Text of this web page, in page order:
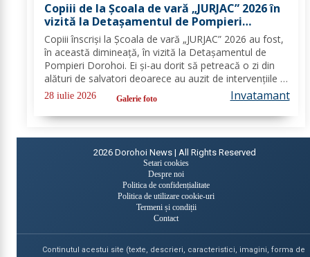
Copiii de la Școala de vară „JURJAC” 2026 în
vizită la Detașamentul de Pompieri
Dorohoi - FOTO
Copiii înscriși la Școala de vară „JURJAC” 2026 au fost,
în această dimineață, în vizită la Detașamentul de
Pompieri Dorohoi. Ei și-au dorit să petreacă o zi din
alături de salvatori deoarece au auzit de intervențiile la
care au participat și de oamenii pe care i-au ajutat de-
a lungul timpului. „Ne...
28 iulie 2026 Galerie foto Invatamant
2026 Dorohoi News | All Rights Reserved
Setari cookies
Despre noi
Politica de confidențialitate
Politica de utilizare cookie-uri
Termeni și condiții
Contact
Continutul acestui site (texte, descrieri, caracteristici, imagini, forma de